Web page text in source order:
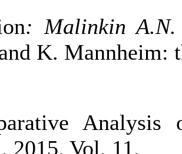
: Malinkin
K. Mannheim:
Analysis
2015. Vol. 11.